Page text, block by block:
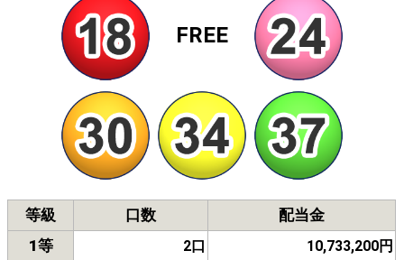
FREE
等級 口数
配当金
1等
2口 10,733,200円